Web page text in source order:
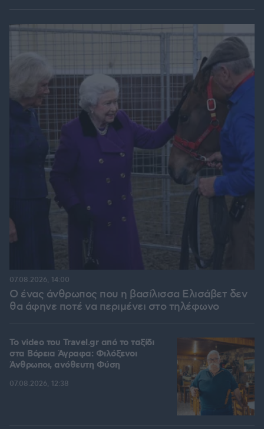
Ο ένας άνθρωπος που η βασίλισσα Ελισάβετ δεν
θα άφηνε ποτέ να περιμένει στο τηλέφωνο
07.08.2026, 14:00
To video του Travel.gr από το ταξίδι
στα Βόρεια Άγραφα: Φιλόξενοι
Άνθρωποι, ανόθευτη Φύση
07.08.2026, 12:38